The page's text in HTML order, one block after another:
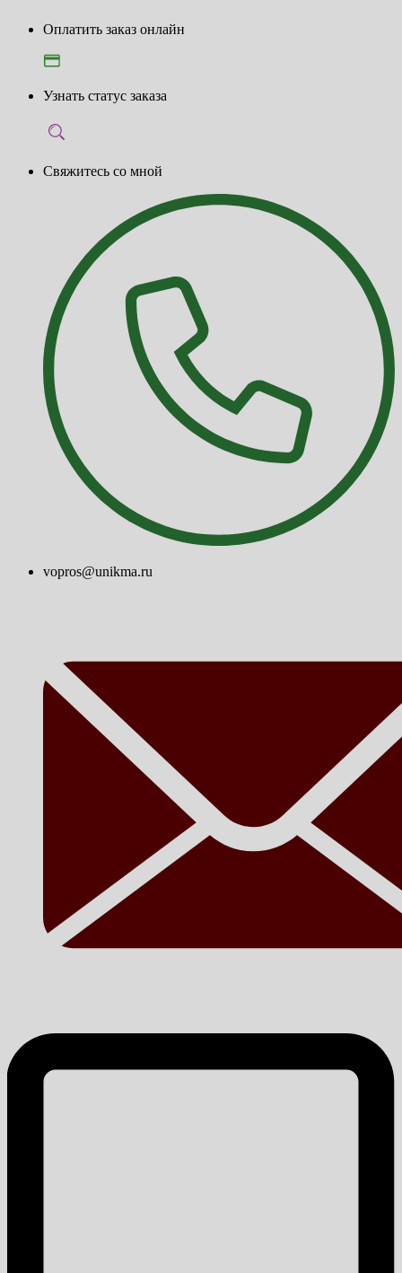
Оплатить заказ онлайн
Узнать статус заказа
Свяжитесь со мной
vopros@unikma.ru